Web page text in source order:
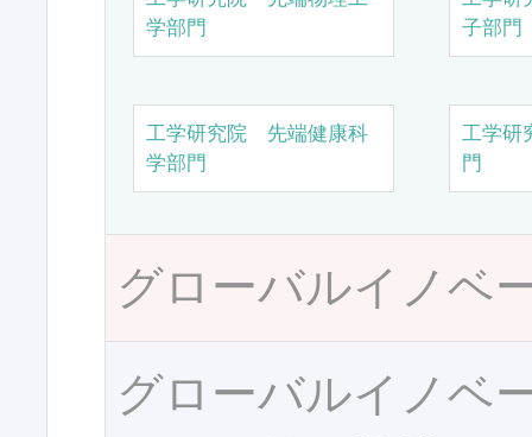
学部門
子部門
工学研究院 先端健康科
学部門
工学研
門
グローバルイノベ
グローバルイノベ